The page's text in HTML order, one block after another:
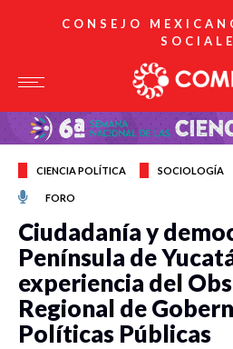
CONSEJO
CIENCIA POLÍTICA SOCIOLOGÍA
FORO
Ciudadanía y
Península de
experiencia del
Regional de
Políticas Públicas